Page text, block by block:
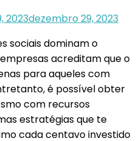
2023dezembro 29, 2023
sociais dominam o
acreditam que o
para aqueles com
é possível obter
com recursos
estratégias que te
cada centavo investido